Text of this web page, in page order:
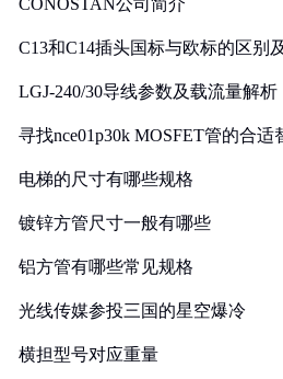
CONOSTAN公司简介
C13和C14插头国标与欧标的区别
LGJ-240/30导线参数及载流量解析
寻找nce01p30k MOSFET管的合适
电梯的尺寸有哪些规格
镀锌方管尺寸一般有哪些
铝方管有哪些常见规格
光线传媒参投三国的星空爆冷
横担型号对应重量